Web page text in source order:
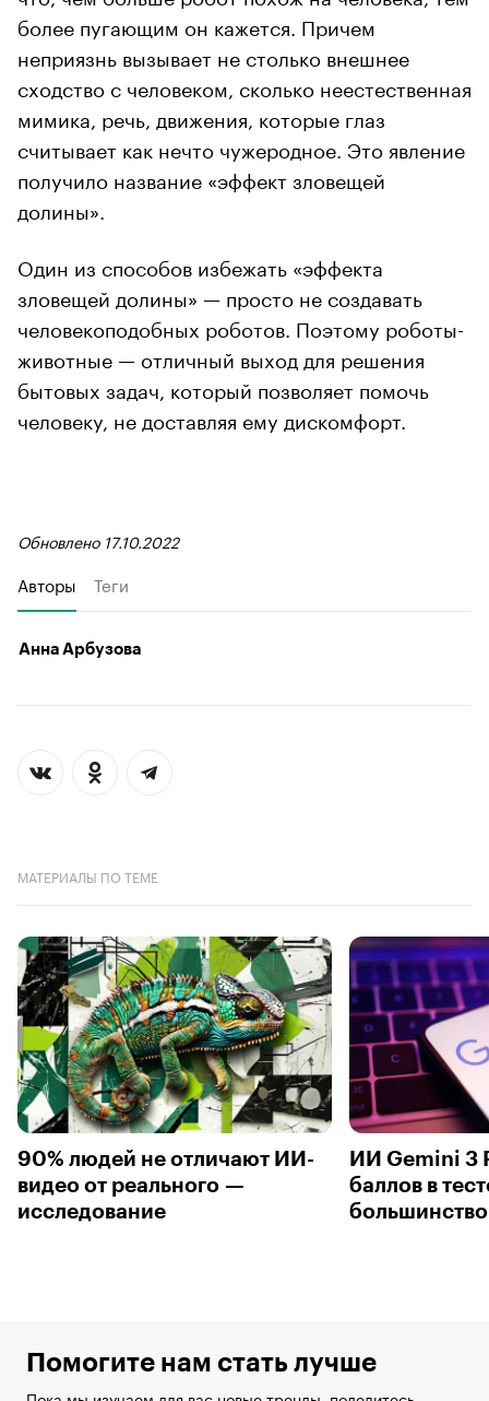
более пугающим он кажется. Причем
неприязнь вызывает не столько внешнее
сходство с человеком, сколько неестественная
мимика, речь, движения, которые глаз
считывает как нечто чужеродное. Это явление
получило название «эффект зловещей
долины».
Один из способов избежать «эффекта
зловещей долины» — просто не создавать
человекоподобных роботов. Поэтому роботы-
животные — отличный выход для решения
бытовых задач, который позволяет помочь
человеку, не доставляя ему дискомфорт.
Обновлено 17.10.2022
Авторы Теги
Анна Арбузова
МАТЕРИАЛЫ ПО ТЕМЕ
90% людей не отличают ИИ-
видео от реального —
исследование
ИИ Gemini 3
баллов в
Помогите нам стать лучше